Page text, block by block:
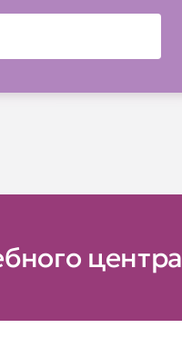
центра